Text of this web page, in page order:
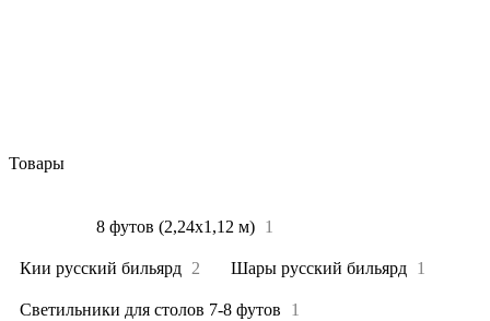
Товары
8 футов (2,24х1,12 м) 1
Кии русский бильярд 2 Шары русский бильярд 1
Светильники для столов 7-8 футов 1